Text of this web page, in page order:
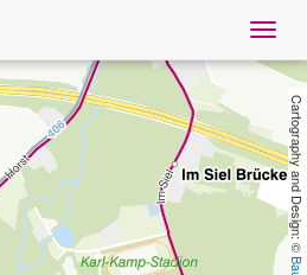
Cartography and Design: ©